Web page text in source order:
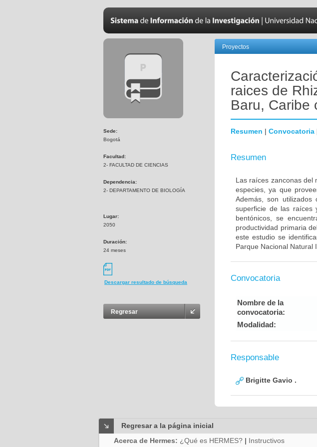
Sede:
Bogotá
Facultad:
2- FACULTAD DE CIENCIAS
Dependencia:
2- DEPARTAMENTO DE BIOLOGÍA
Lugar:
2050
Duración:
24 meses
Descargar resultado de búsqueda
Regresar
Proyectos
raices de
Baru, Caribe
Resumen | Convocatoria
Resumen
Las raíces zanconas del
especies, ya que
Además, son
superficie de las raíces
bentónicos, se
productividad primaria
este estudio se
Parque Nacional Natural
Convocatoria
Nombre de la
convocatoria:
Modalidad:
Responsable
Brigitte Gavio .
Regresar a la página inicial
Acerca de Hermes: ¿Qué es HERMES? | Instructivos